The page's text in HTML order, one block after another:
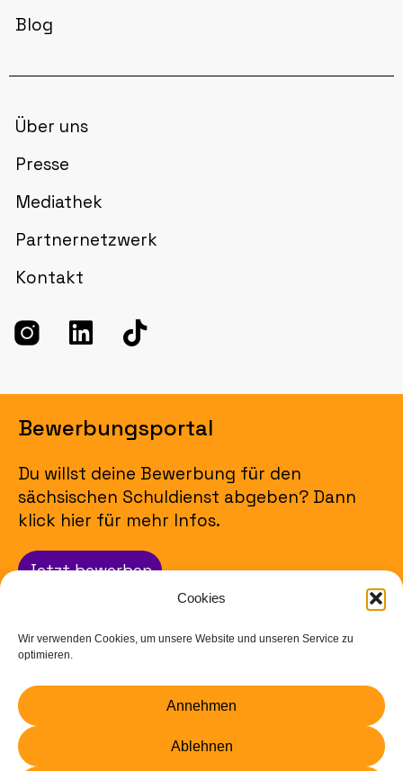
Cookies
Wir verwenden Cookies, um unsere Website und unseren Service zu
optimieren.
Annehmen
Ablehnen
Blog
Über uns
Presse
Mediathek
Partnernetzwerk
Kontakt
Bewerbungsportal
Du willst deine Bewerbung für den
sächsischen Schuldienst abgeben? Dann
klick hier für mehr Infos.
Jetzt bewerben
Impressum
Barrierefreiheit